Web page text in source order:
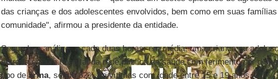
das crianças e dos adolescentes envolvidos, bem como em suas
comunidade", afirmou a presidente da entidade.
Segundo a análise, a cada duas horas, em média, uma criança ou
entrada em um hospital da rede pública de saúde com ferimento por
tipo dearma, sendo 82% de vítimas com idade entre 15 e 19 anos, 11%